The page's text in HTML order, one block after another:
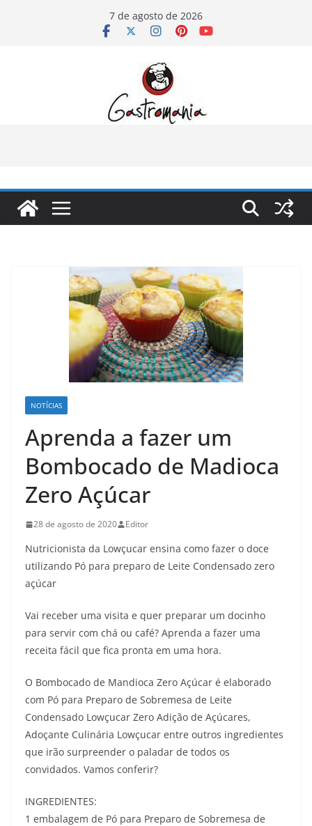
7 de agosto de 2026
NOTÍCIAS
Aprenda a fazer um
Bombocado de Madioca
Zero Açúcar
28 de agosto de 2020 Editor
Nutricionista da Lowçucar ensina como fazer o doce
utilizando Pó para preparo de Leite Condensado zero
açúcar
Vai receber uma visita e quer preparar um docinho
para servir com chá ou café? Aprenda a fazer uma
receita fácil que fica pronta em uma hora.
O Bombocado de Mandioca Zero Açúcar é elaborado
com Pó para Preparo de Sobremesa de Leite
Condensado Lowçucar Zero Adição de Açúcares,
Adoçante Culinária Lowçucar entre outros ingredientes
que irão surpreender o paladar de todos os
convidados. Vamos conferir?
INGREDIENTES:
1 embalagem de Pó para Preparo de Sobremesa de